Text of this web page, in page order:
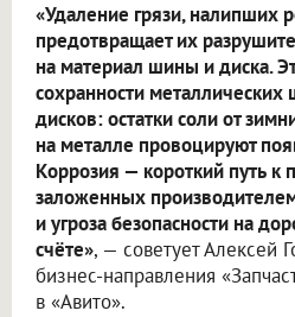
«Удаление грязи, налипших
предотвращает их
на материал шины и диска.
сохранности
дисков: остатки соли от
на металле провоцируют
Коррозия — короткий путь к
заложенных
и угроза безопасности на
счёте», — советует Алексей
бизнес-направления
в «Авито».